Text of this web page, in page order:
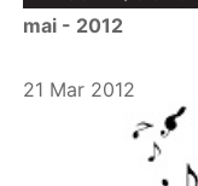
a
mai - 2012
21 Mar 2012